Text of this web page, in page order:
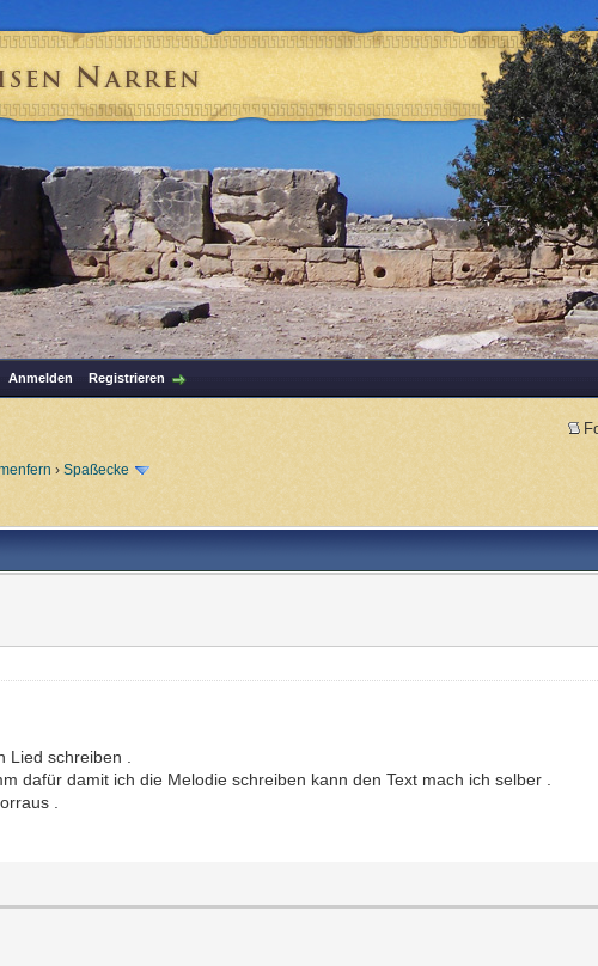
Anmelden Registrieren
› Spaßecke
schreiben .
dafür damit ich die Melodie schreiben kann den Text mach ich selber .
.